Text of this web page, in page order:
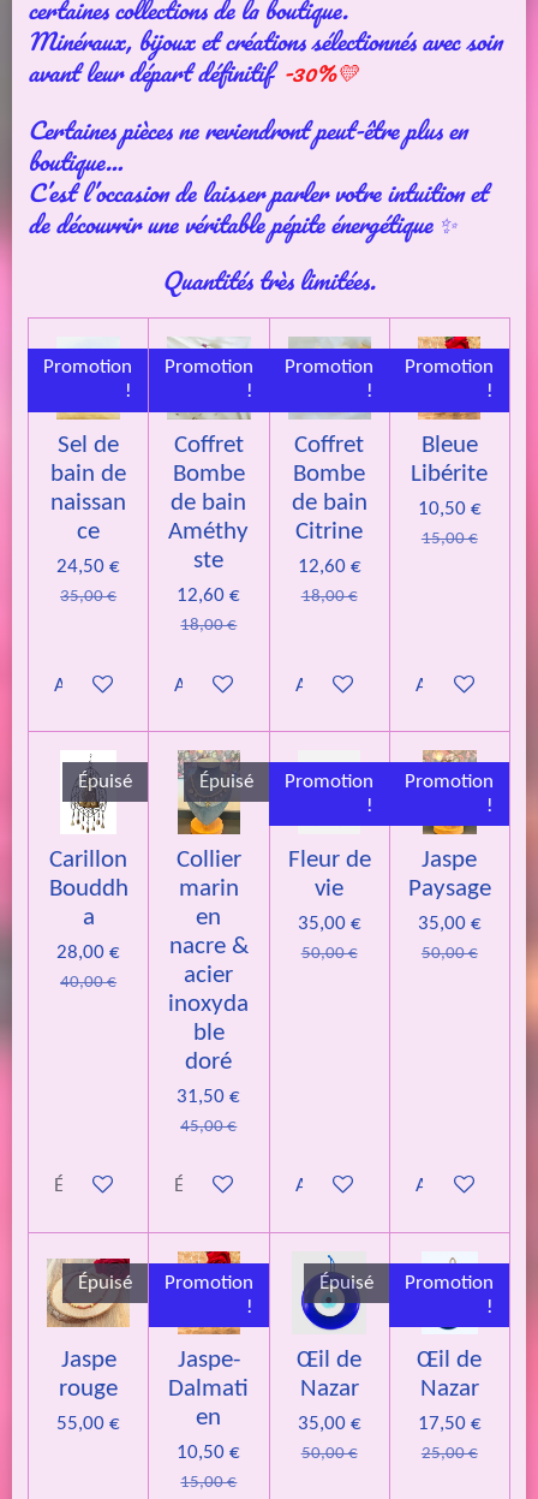
certaines collections de la boutique.
Minéraux, bijoux et créations sélectionnés avec soin
avant leur départ définitif-30%💛
Certaines pièces ne reviendront peut-être plus en
boutique…
C’est l’occasion de laisser parler votre intuition et
de découvrir une véritable pépite énergétique ✨
Quantités très limitées.
Promotion
!
Sel de
bain de
naissan
ce
24,50 €
35,00 €
Ajouter au panier
Promotion
!
Coffret
Bombe
de bain
Améthy
ste
12,60 €
18,00 €
Ajouter au panier
Promotion
!
Coffret
Bombe
de bain
Citrine
12,60 €
18,00 €
Ajouter au panier
Promotion
!
Bleue
Libérite
10,50 €
15,00 €
Ajouter au
Épuisé
Carillon
Bouddh
a
28,00 €
40,00 €
Épuisé
Épuisé
Collier
marin
en
nacre &
acier
inoxyda
ble
doré
31,50 €
45,00 €
Épuisé
Promotion
!
Fleur de
vie
35,00 €
50,00 €
Ajouter au panier
Promotion
!
Jaspe
Paysage
35,00 €
50,00 €
Ajouter au
Épuisé
Jaspe
rouge
55,00 €
Promotion
!
Jaspe-
Dalmati
en
10,50 €
15,00 €
Épuisé
Œil de
Nazar
35,00 €
50,00 €
Promotion
!
Œil de
Nazar
17,50 €
25,00 €